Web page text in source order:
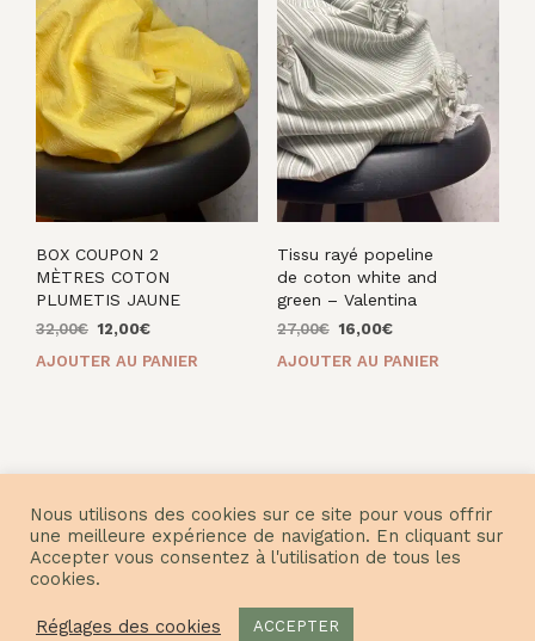
BOX COUPON 2
MÈTRES COTON
PLUMETIS JAUNE
32,00€ Le
12,00€Le
AJOUTER AU PANIER
Tissu rayé popeline
de coton white and
green – Valentina
27,00€ Le
16,00€Le
AJOUTER AU PANIER
Nous utilisons des cookies sur ce site pour vous offrir
une meilleure expérience de navigation. En cliquant sur
Accepter vous consentez à l'utilisation de tous les
cookies.
Réglages des cookies ACCEPTER